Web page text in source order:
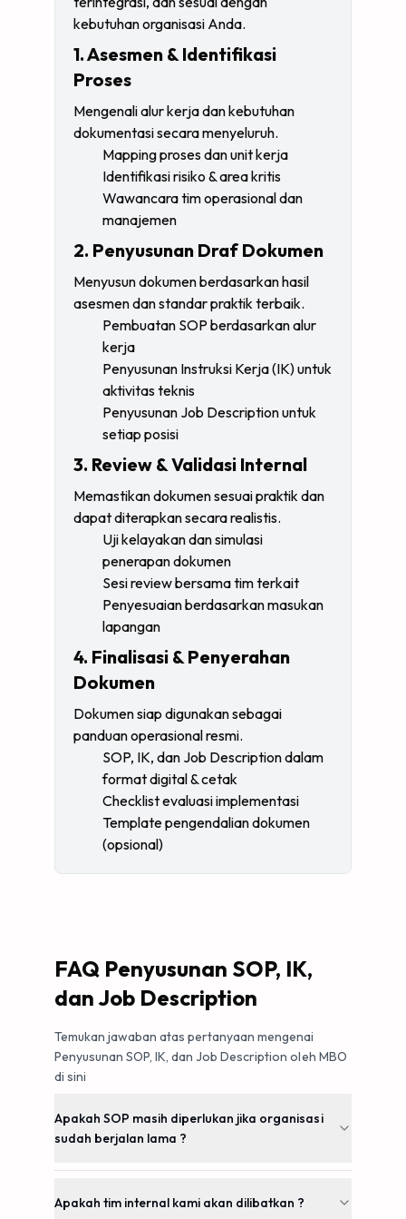
kebutuhan organisasi Anda.
1. Asesmen & Identifikasi
Proses
Mengenali alur kerja dan kebutuhan
dokumentasi secara menyeluruh.
Mapping proses dan unit kerja
Identifikasi risiko & area kritis
Wawancara tim operasional dan
manajemen
2. Penyusunan Draf Dokumen
Menyusun dokumen berdasarkan hasil
asesmen dan standar praktik terbaik.
Pembuatan SOP berdasarkan alur
kerja
Penyusunan Instruksi Kerja (IK) untuk
aktivitas teknis
Penyusunan Job Description untuk
setiap posisi
3. Review & Validasi Internal
Memastikan dokumen sesuai praktik dan
dapat diterapkan secara realistis.
Uji kelayakan dan simulasi
penerapan dokumen
Sesi review bersama tim terkait
Penyesuaian berdasarkan masukan
lapangan
4. Finalisasi & Penyerahan
Dokumen
Dokumen siap digunakan sebagai
panduan operasional resmi.
SOP, IK, dan Job Description dalam
format digital & cetak
Checklist evaluasi implementasi
Template pengendalian dokumen
(opsional)
FAQ Penyusunan SOP, IK,
dan Job Description
Temukan jawaban atas pertanyaan mengenai
Penyusunan SOP, IK, dan Job Description oleh MBO
di sini
Apakah SOP masih diperlukan jika organisasi
sudah berjalan lama ?
Apakah tim internal kami akan dilibatkan ?